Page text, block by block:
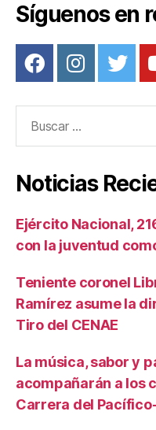
Síguenos en
Noticias
Ejército Nacional,
con la juventud
Teniente coronel
Ramírez asume la
Tiro del CENAE
La música, sabor y
acompañarán a los
Carrera del